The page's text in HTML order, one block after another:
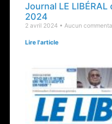
Journal LE
2024
2 avril 2024 Aucun
Lire l'article